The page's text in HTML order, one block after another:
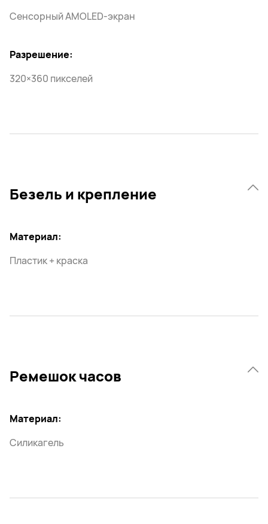
Сенсорный AMOLED-экран
Разрешение:
320×360 пикселей
Безель и крепление
Материал:
Пластик + краска
Ремешок часов
Материал:
Силикагель